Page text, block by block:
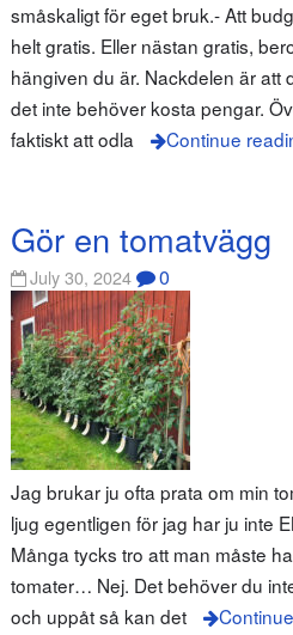
småskaligt för eget bruk.- Att
helt gratis. Eller nästan gratis,
hängiven du är. Nackdelen är att
det inte behöver kosta pengar.
faktiskt att odla
Continue
Gör en tomatvägg
July 30, 2024 0
Jag brukar ju ofta prata om min
ljug egentligen för jag har ju inte
Många tycks tro att man måste
tomater… Nej. Det behöver du
och uppåt så kan det